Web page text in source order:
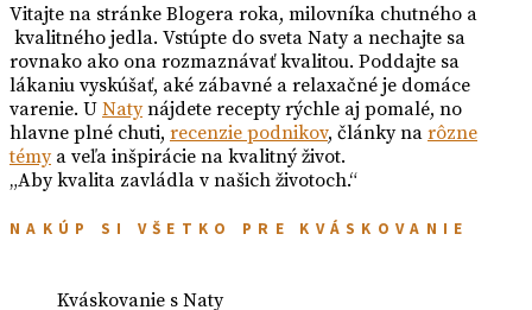
Vitajte na stránke Blogera roka, milovníka chutného a
kvalitného jedla. Vstúpte do sveta Naty a nechajte sa
rovnako ako ona rozmaznávať kvalitou. Poddajte sa
lákaniu vyskúšať, aké zábavné a relaxačné je domáce
varenie. U Natynájdete recepty rýchle aj pomalé, no
hlavne plné chuti, recenzie podnikov, články na rôzne
témya veľa inšpirácie na kvalitný život.
„Aby kvalita zavládla v našich životoch.“
NAKÚP SI VŠETKO PRE KVÁSKOVANIE
Kváskovanie s Naty